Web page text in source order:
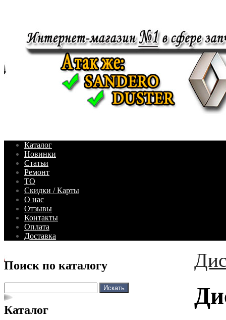
Каталог
Новинки
Статьи
Ремонт
ТО
Скидки / Карты
О нас
Отзывы
Контакты
Оплата
Доставка
Поиск по каталогу
Каталог